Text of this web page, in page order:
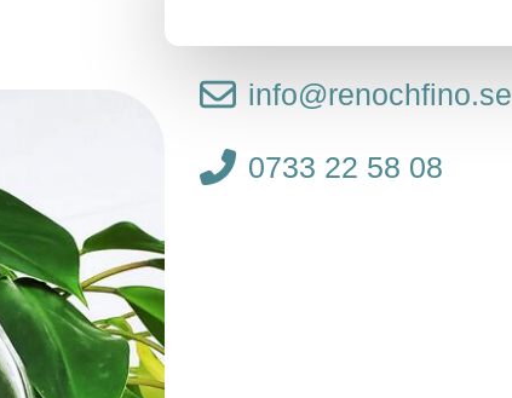
info@renochfino.se
0733 22 58 08